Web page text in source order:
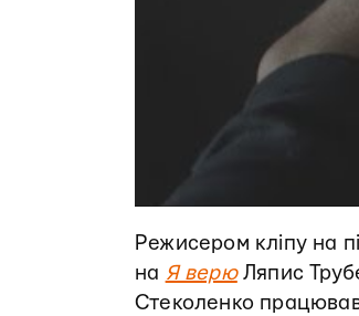
Режисером кліпу на
на Я верюЛяпис
Стеколенко